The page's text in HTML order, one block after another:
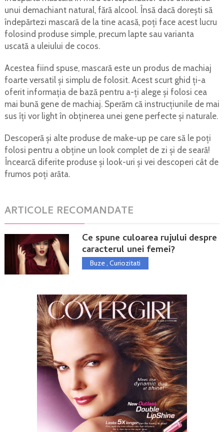
unui demachiant natural, fără alcool. Însă dacă dorești să
îndepărtezi mascară de la tine acasă, poți face acest lucru
folosind produse simple, precum lapte sau varianta
uscată a uleiului de cocos.
Acestea fiind spuse, mascară este un produs de machiaj
foarte versatil și simplu de folosit. Acest scurt ghid ți-a
oferit informația de bază pentru a-ți alege și folosi cea
mai bună gene de machiaj. Sperăm că instrucțiunile de mai
sus îți vor light în obținerea unei gene perfecte și naturale.
Descoperă și alte produse de make-up pe care să le poți
folosi pentru a obține un look complet de zi și de seară!
Încearcă diferite produse și look-uri și vei descoperi cât de
frumos poți arăta.
ARTICOLE RECOMANDATE
Ce spune culoarea rujului despre
caracterul unei femei?
Buze, Curiozitati